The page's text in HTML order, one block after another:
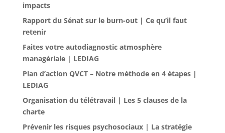
impacts
Rapport du Sénat sur le burn-out | Ce qu’il faut
retenir
Faites votre autodiagnostic atmosphère
managériale | LEDIAG
Plan d’action QVCT – Notre méthode en 4 étapes |
LEDIAG
Organisation du télétravail | Les 5 clauses de la
charte
Prévenir les risques psychosociaux | La stratégie